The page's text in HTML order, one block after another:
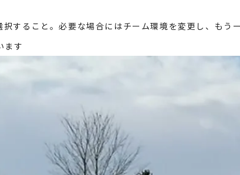
すること。必要な場合にはチーム環境を変更し、もう
ます